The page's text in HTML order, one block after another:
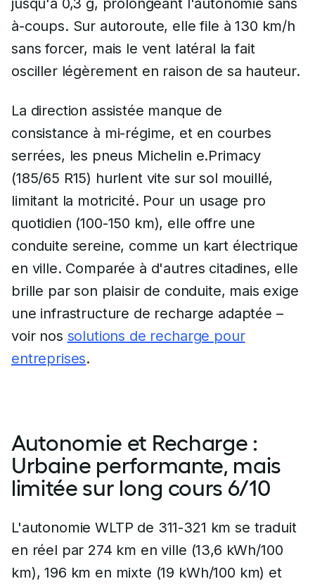
jusqu'à 0,3 g, prolongeant l'autonomie sans
à-coups. Sur autoroute, elle file à 130 km/h
sans forcer, mais le vent latéral la fait
osciller légèrement en raison de sa hauteur.
La direction assistée manque de
consistance à mi-régime, et en courbes
serrées, les pneus Michelin e.Primacy
(185/65 R15) hurlent vite sur sol mouillé,
limitant la motricité. Pour un usage pro
quotidien (100-150 km), elle offre une
conduite sereine, comme un kart électrique
en ville. Comparée à d'autres citadines, elle
brille par son plaisir de conduite, mais exige
une infrastructure de recharge adaptée –
voir nos solutions de recharge pour
entreprises.
Autonomie et Recharge :
Urbaine performante, mais
limitée sur long cours 6/10
L'autonomie WLTP de 311-321 km se traduit
en réel par 274 km en ville (13,6 kWh/100
km), 196 km en mixte (19 kWh/100 km) et